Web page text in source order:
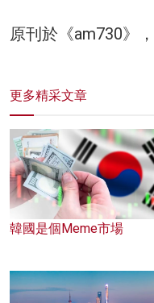
原刊於《am730》
更多精采文章
韓國是個Meme市場